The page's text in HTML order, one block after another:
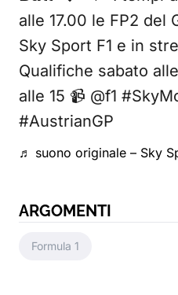
alle 17.00 le FP2 del
Sky Sport F1 e in
Qualifiche sabato
alle 15 📹 @f1
#AustrianGP
♬ suono originale – Sky
ARGOMENTI
Formula 1